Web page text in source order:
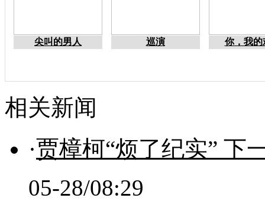
尖叫的男人 巡演 你，我的
相关新闻
·贾樟柯“烦了纪实” 下
05-28/08:29